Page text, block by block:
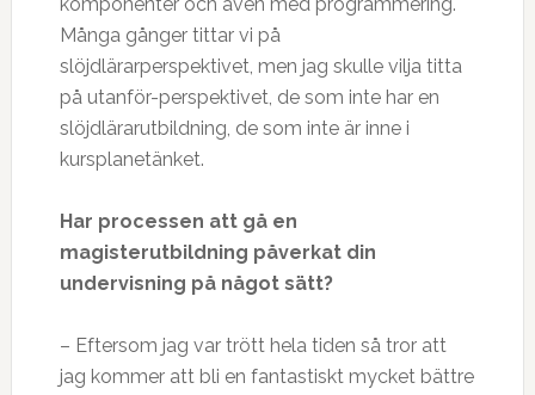
Många gånger tittar vi på
slöjdlärarperspektivet, men jag skulle vilja titta
på utanför-perspektivet, de som inte har en
slöjdlärarutbildning, de som inte är inne i
kursplanetänket.
Har processen att gå en
magisterutbildning påverkat din
undervisning på något sätt?
– Eftersom jag var trött hela tiden så tror att
jag kommer att bli en fantastiskt mycket bättre